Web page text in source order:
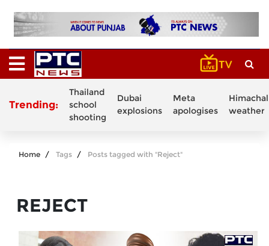
Trending:
Thailand
school
shooting
Dubai
explosions
Meta
apologises
Himachal
weather
Home Tags Posts tagged with "Reject"
REJECT